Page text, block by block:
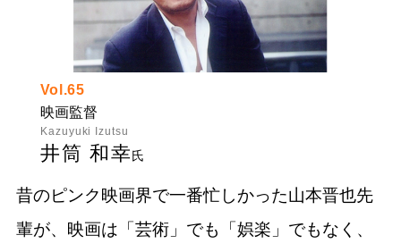
Vol.65
映画監督
Kazuyuki Izutsu
井筒 和幸氏
昔のピンク映画界で一番忙しかった山本晋也先
輩が、映画は「芸術」でも「娯楽」でもなく、